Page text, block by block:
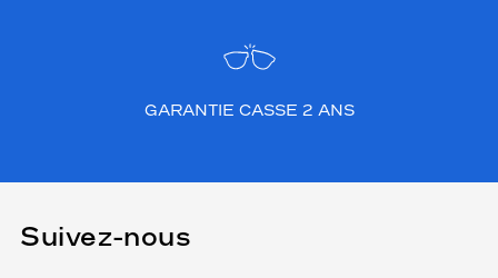
GARANTIE CASSE 2 ANS
Suivez-nous